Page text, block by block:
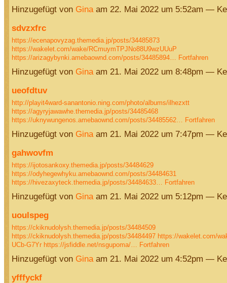
Hinzugefügt von Ginaam 22. Mai 2022 um 5:52am —
sdvzxfrc
https://ecenapovyzag.themedia.jp/posts/34485873
https://wakelet.com/wake/RCmuymTPJNo88U9wzUUuP
https://arizagybynki.amebaownd.com/posts/34485894… Fortfahren
Hinzugefügt von Ginaam 21. Mai 2022 um 8:48pm —
ueofdtuv
http://playit4ward-sanantonio.ning.com/photo/albums/ilhezxtt
https://agyryjawawhe.themedia.jp/posts/34485468
https://uknywungenos.amebaownd.com/posts/34485562… Fortfahren
Hinzugefügt von Ginaam 21. Mai 2022 um 7:47pm —
gahwovfm
https://ijotosankoxy.themedia.jp/posts/34484629
https://odyhegewhyku.amebaownd.com/posts/34484631
https://hivezaxyteck.themedia.jp/posts/34484633…
Fortfahren
Hinzugefügt von Ginaam 21. Mai 2022 um 5:12pm —
uoulspeg
https://ckiknudolysh.themedia.jp/posts/34484509
https://ckiknudolysh.themedia.jp/posts/34484497 https://wakelet.com/
UCb-G7Yr https://jsfiddle.net/nsgupoma/… Fortfahren
Hinzugefügt von Ginaam 21. Mai 2022 um 4:52pm —
yfffyckf